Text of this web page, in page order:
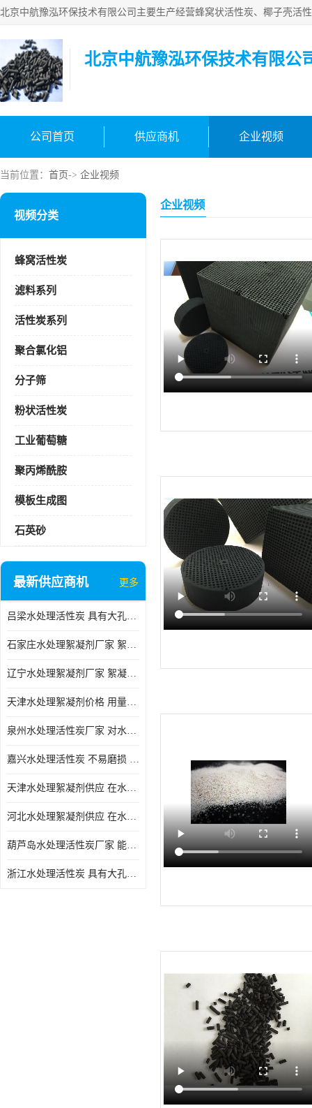
北京中航豫泓环保技术有限公
公司首页 供应商机 企业视频
当前位置： 首页-> 企业视频
视频分类
蜂窝活性炭
滤料系列
活性炭系列
聚合氯化铝
分子筛
粉状活性炭
工业葡萄糖
聚丙烯酰胺
模板生成图
石英砂
最新供应商机 更多
吕梁水处理活性炭 具有大孔结构 适用于多种水处理工艺和需求
石家庄水处理絮凝剂厂家 絮凝速度快 便于后续的沉淀和过滤处理
辽宁水处理絮凝剂厂家 絮凝效果好 使水质得到明显的改善
天津水处理絮凝剂价格 用量相对较少 便于后续的沉淀和过滤处理
泉州水处理活性炭厂家 对水中的微小颗粒有较好的去除效果
嘉兴水处理活性炭 不易磨损 碎裂和粉化 能够吸附大分子有机物
天津水处理絮凝剂供应 在水中的稳定性较好 絮凝速度快
河北水处理絮凝剂供应 在水中的稳定性较好 用量相对较少
葫芦岛水处理活性炭厂家 能够吸附大分子有机物 可再生能力较强
浙江水处理活性炭 具有大孔结构 具有较高的吸附能力
企业视频